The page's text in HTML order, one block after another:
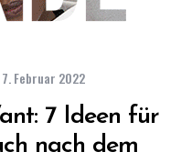
7. Februar 2022
7 Ideen für
nach dem